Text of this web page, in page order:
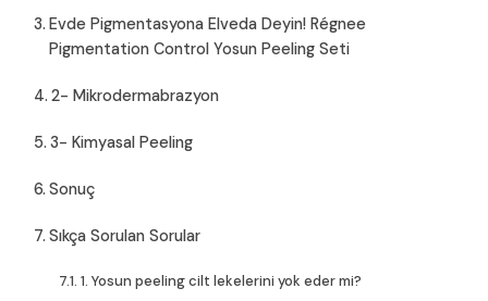
Evde Pigmentasyona Elveda Deyin! Régnee
Pigmentation Control Yosun Peeling Seti
2- Mikrodermabrazyon
3- Kimyasal Peeling
Sonuç
Sıkça Sorulan Sorular
1. Yosun peeling cilt lekelerini yok eder mi?